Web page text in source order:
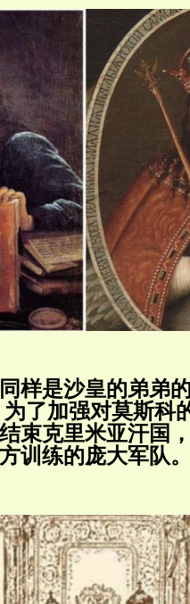
样是沙皇的弟弟
为了加强对莫斯科
束克里米亚汗国
训练的庞大军队